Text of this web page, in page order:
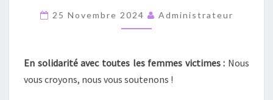
FAITES
AUX
25 Novembre 2024 Administrateur
En solidarité avec toutes les femmes victimes : Nous
vous croyons, nous vous soutenons !